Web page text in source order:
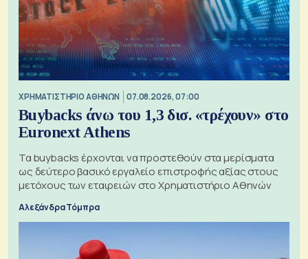
XΡΗΜΑΤΙΣΤΗΡΙΟ ΑΘΗΝΩΝ 07.08.2026, 07:00
Buybacks άνω του 1,3 δισ. «τρέχουν» στο
Euronext Athens
Τα buybacks έρχονται να προστεθούν στα μερίσματα
ως δεύτερο βασικό εργαλείο επιστροφής αξίας στους
μετόχους των εταιρειών στο Χρηματιστήριο Αθηνών
Αλεξάνδρα Τόμπρα